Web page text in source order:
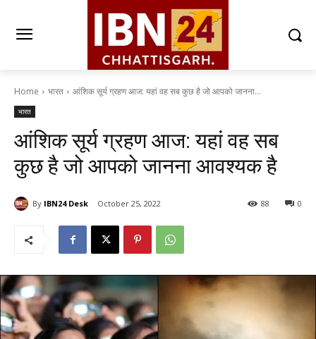
Home भारत आंशिक सूर्य ग्रहण आज: यहां वह सब कुछ है जो आपको जानना...
भारत
आंशिक सूर्य ग्रहण आज: यहां वह सब
कुछ है जो आपको जानना आवश्यक है
By IBN24 Desk October 25, 2022 0
88